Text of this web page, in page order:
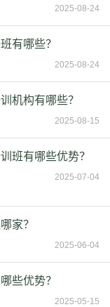
2025-08-24
有哪些？
2025-08-24
机构有哪些？
2025-08-15
班有哪些优势？
2025-07-04
家？
2025-06-04
些优势？
2025-05-15